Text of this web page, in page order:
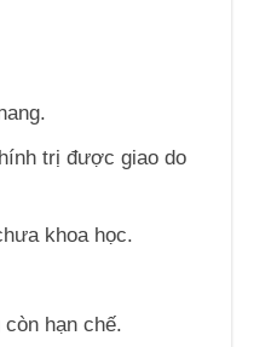
trị được giao do
khoa học.
hạn chế.